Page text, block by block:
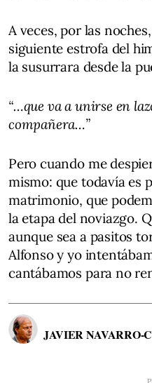
A veces, por las
siguiente estrofa del
la susurrara desde la
“…que va a unirse en
compañera…”
Pero cuando me
mismo: que todavía es
matrimonio, que
la etapa del noviazgo.
aunque sea a pasitos
Alfonso y yo
cantábamos para no
JAVIER NAVARRO-